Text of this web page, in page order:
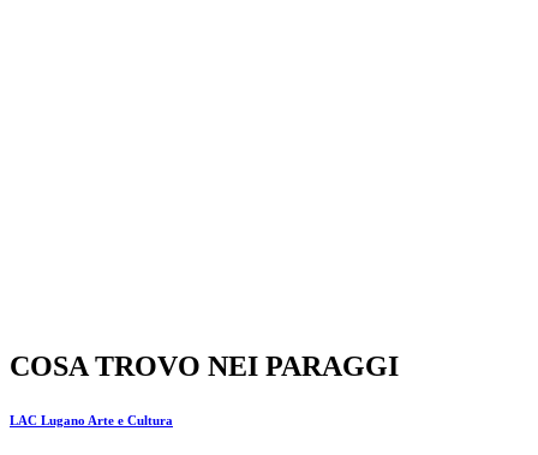
COSA TROVO NEI PARAGGI
LAC Lugano Arte e Cultura